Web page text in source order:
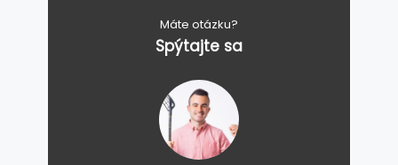
Máte otázku?
Spýtajte sa